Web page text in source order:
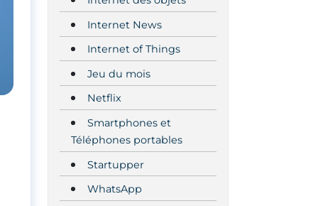
Internet News
Internet of Things
Jeu du mois
Netflix
Smartphones et
Téléphones portables
Startupper
WhatsApp